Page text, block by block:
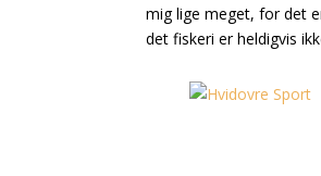
mig lige meget, for det
det fiskeri er heldigvis